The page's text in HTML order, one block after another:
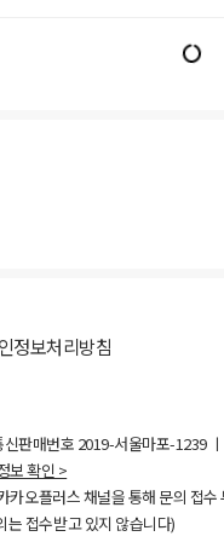
정보처리방침
판매번호 2019-서울마포-1239
보 확인 >
카오플러스 채널을 통해 문의 접수
는 접수받고 있지 않습니다)